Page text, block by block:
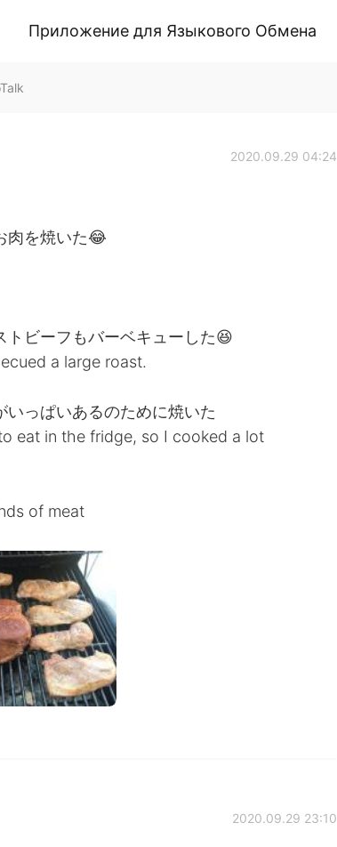
Приложение для Языкового Обмена
2020.09.29 04:24
肉を焼いた😂
ビーフもバーベキューした😆
a large roast.
っぱいあるのために焼いた
eat in the fridge, so I cooked a lot
of meat
2020.09.29 23:10